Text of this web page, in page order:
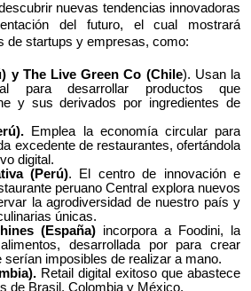
nuevas tendencias innovadoras
del futuro, el cual mostrará
de startups y empresas, como:
y The Live Green Co (Chile). Usan la
para desarrollar productos que
y sus derivados por ingredientes de
Emplea la economía circular para
excedente de restaurantes, ofertándola
digital.
(Perú). El centro de innovación e
peruano Central explora nuevos
la agrodiversidad de nuestro país y
únicas.
(España) incorpora a Foodini, la
desarrollada por para crear
serían imposibles de realizar a mano.
Retail digital exitoso que abastece
de Brasil, Colombia y México.